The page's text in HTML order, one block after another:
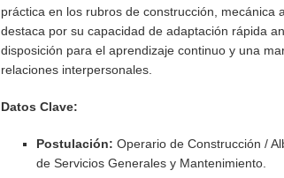
práctica en los rubros de construcción, mecánica
destaca por su capacidad de adaptación rápida
disposición para el aprendizaje continuo y una
relaciones interpersonales.
Datos Clave:
Postulación: Operario de Construcción /
de Servicios Generales y Mantenimiento.